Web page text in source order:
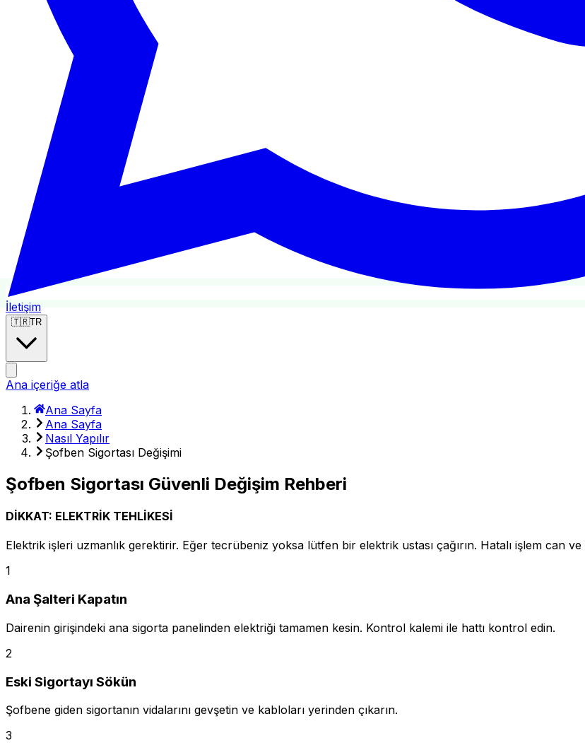
İletişim
🇹🇷TR
Ana içeriğe atla
Ana Sayfa
Ana Sayfa
Nasıl Yapılır
Şofben Sigortası Değişimi
Şofben Sigortası Güvenli Değişim Rehberi
DİKKAT: ELEKTRİK TEHLİKESİ
Elektrik işleri uzmanlık gerektirir. Eğer tecrübeniz yoksa lütfen bir elektrik ustası çağırın. Hatalı işlem can
1
Ana Şalteri Kapatın
Dairenin girişindeki ana sigorta panelinden elektriği tamamen kesin. Kontrol kalemi ile hattı kontrol edin.
2
Eski Sigortayı Sökün
Şofbene giden sigortanın vidalarını gevşetin ve kabloları yerinden çıkarın.
3